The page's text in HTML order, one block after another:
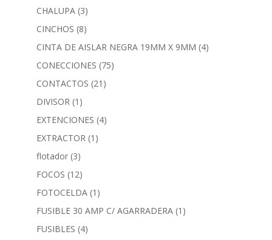
CHALUPA (3)
CINCHOS (8)
CINTA DE AISLAR NEGRA 19MM X 9MM (4)
CONECCIONES (75)
CONTACTOS (21)
DIVISOR (1)
EXTENCIONES (4)
EXTRACTOR (1)
flotador (3)
FOCOS (12)
FOTOCELDA (1)
FUSIBLE 30 AMP C/ AGARRADERA (1)
FUSIBLES (4)